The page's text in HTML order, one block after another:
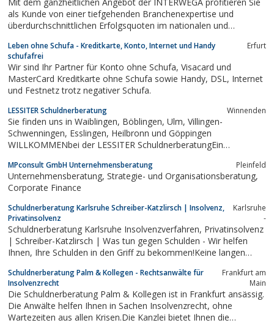
als Kunde von einer tiefgehenden Branchenexpertise und
überdurchschnittlichen Erfolgsquoten im nationalen und
Erfahrungen aus über 30 Jahren Unternehmensgeschichte
sichern die Erstellung und Anwendung...
Leben ohne Schufa - Kreditkarte, Konto, Internet und Handy
schufafrei
Erfurt
Wir sind Ihr Partner für Konto ohne Schufa, Visacard und
MasterCard Kreditkarte ohne Schufa sowie Handy, DSL, Internet
und Festnetz trotz negativer Schufa.
LESSITER Schuldnerberatung Winnenden
Sie finden uns in Waiblingen, Böblingen, Ulm, Villingen-
Schwenningen, Esslingen, Heilbronn und Göppingen
WILLKOMMENbei der LESSITER SchuldnerberatungEin
MPconsult GmbH Unternehmensberatung Pleinfeld
Unternehmensberatung, Strategie- und Organisationsberatung,
Corporate Finance
Schuldnerberatung Karlsruhe Schreiber-Katzlirsch | Insolvenz,
Privatinsolvenz
Karlsruhe
-
Schuldnerberatung Karlsruhe Insolvenzverfahren, Privatinsolvenz
| Schreiber-Katzlirsch | Was tun gegen Schulden - Wir helfen
Ihnen, Ihre Schulden in den Griff zu bekommen!Keine langen
Vorträge.
Schuldnerberatung Palm & Kollegen - Rechtsanwälte für
Insolvenzrecht
Frankfurt am
Main
Die Schuldnerberatung Palm & Kollegen ist in Frankfurt ansässig.
Die Anwälte helfen Ihnen in Sachen Insolvenzrecht, ohne
Wartezeiten aus allen Krisen.Die Kanzlei bietet Ihnen die